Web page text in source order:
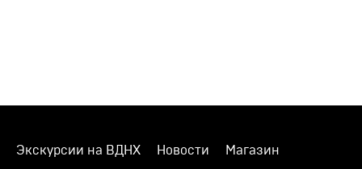
Экскурсии на ВДНХ Новости
Магазин